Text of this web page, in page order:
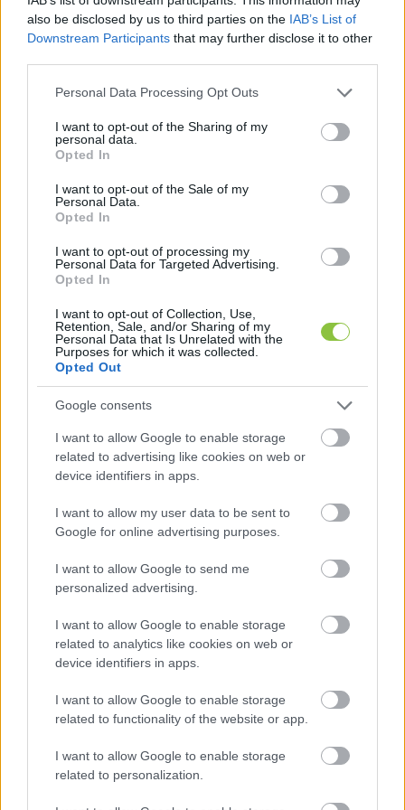
also be disclosed by us to third parties on the IAB’s List of
Downstream Participants that may further disclose it to other
Please note that this website/app uses one or more Google
not limited to your visit or usage behaviour. You may click to
grant or deny consent to Google and its third-party tags to
use your data for below specified purposes in below Google
consent section.
Personal Data Processing Opt Outs
I want to opt-out of the Sharing of my
personal data.
Opted In
I want to opt-out of the Sale of my
Personal Data.
Opted In
I want to opt-out of processing my
Personal Data for Targeted Advertising.
Opted In
I want to opt-out of Collection, Use,
Retention, Sale, and/or Sharing of my
Personal Data that Is Unrelated with the
Purposes for which it was collected.
Opted Out
Google consents
I want to allow Google to enable storage
related to advertising like cookies on web or
device identifiers in apps.
I want to allow my user data to be sent to
Google for online advertising purposes.
I want to allow Google to send me
personalized advertising.
I want to allow Google to enable storage
related to analytics like cookies on web or
device identifiers in apps.
I want to allow Google to enable storage
related to functionality of the website or app.
I want to allow Google to enable storage
related to personalization.
lehet majd a Rózsakertben
Burszki Darinka főkertész ígérete szerint fokozatosan
természetközeli módszereket vezetnek be Kecskeméten,
először a Rózsakertben, amelynek fenntartását a
Hraskó István 2026. 03. 02.
Mutatós példányokkal újra
megnyitott a kecskeméti
kátyúkiállítás (galériával)
A Szélmalom Csárdához közeli kátyú talán a legnagyobb
Kecskeméten, kis túlzással egy fél autó elférne benne. De
találni még jó pár méretes, a közlekedőkre
Hraskó István